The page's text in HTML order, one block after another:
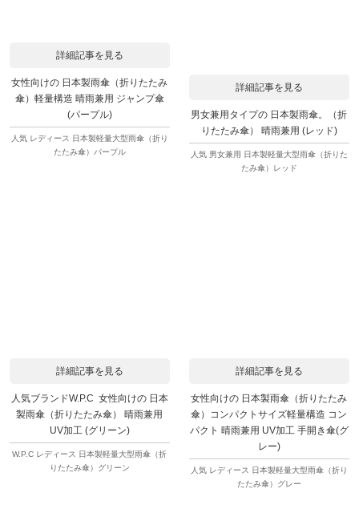
詳細記事を見る
女性向けの 日本製雨傘（折りたたみ
傘）軽量構造 晴雨兼用 ジャンプ傘
(パープル)
人気 レディース 日本製軽量大型雨傘（折り
たたみ傘）パープル
詳細記事を見る
男女兼用タイプの 日本製雨傘。（折
りたたみ傘） 晴雨兼用 (レッド)
人気 男女兼用 日本製軽量大型雨傘（折りた
たみ傘）レッド
詳細記事を見る
人気ブランドW.P.C 女性向けの 日本
製雨傘（折りたたみ傘） 晴雨兼用
UV加工 (グリーン)
W.P.C レディース 日本製軽量大型雨傘（折
りたたみ傘）グリーン
詳細記事を見る
女性向けの 日本製雨傘（折りたたみ
傘）コンパクトサイズ軽量構造 コン
パクト 晴雨兼用 UV加工 手開き傘(グ
レー)
人気 レディース 日本製軽量大型雨傘（折り
たたみ傘）グレー